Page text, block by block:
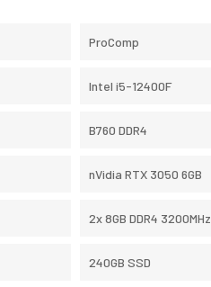
ProComp
Intel i5-12400F
B760 DDR4
nVidia RTX 3050 6GB
2x 8GB DDR4 3200MHz
240GB SSD